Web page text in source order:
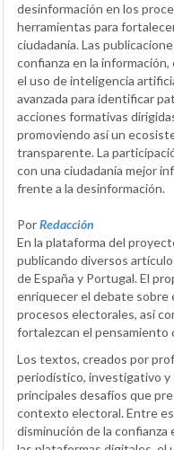
desinformación en los
herramientas para
ciudadanía. Las
confianza en la
el uso de inteligencia
avanzada para identificar
acciones formativas
promoviendo así un
transparente. La
con una ciudadanía mejor
frente a la desinformación.
PorRedacción
En la plataforma del
publicando diversos
de España y Portugal. El
enriquecer el debate sobre
procesos electorales, así
fortalezcan el
Los textos, creados por
periodístico, investigativo y
principales desafíos que
contexto electoral. Entre
disminución de la confianza